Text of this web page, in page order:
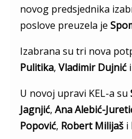
novog predsjednika
poslove preuzela je
Izabrana su tri nova
Pulitika, Vladimir Dujnići
U novoj upravi KEL-a su
Jagnjić, Ana Alebić-
Popović, Robert Milijaši